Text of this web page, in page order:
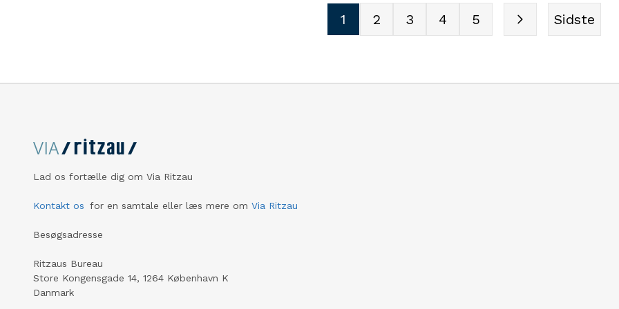
Danmarks største
badmintonbegivenhed.
1 2 3 4 5 Sidste
Lad os fortælle dig om Via Ritzau
Kontakt os for en samtale eller læs mere om Via Ritzau
Besøgsadresse
Ritzaus Bureau
Store Kongensgade 14, 1264 København K
Danmark